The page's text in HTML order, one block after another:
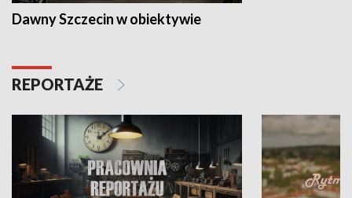
Dawny Szczecin w obiektywie
REPORTAŻE